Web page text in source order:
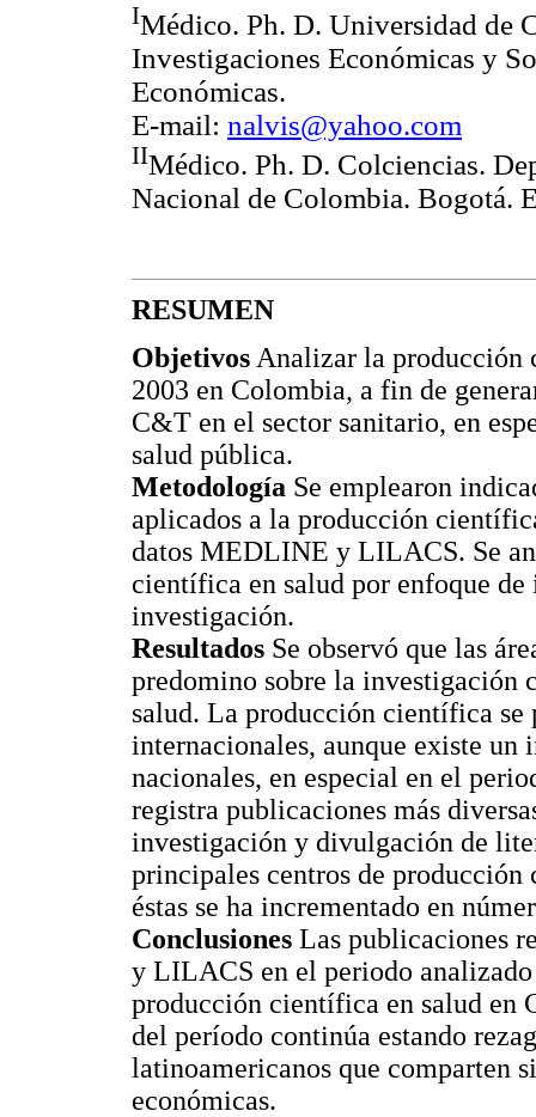
IMédico. Ph. D. Universidad de
Investigaciones Económicas y
Económicas.
E-mail: nalvis@yahoo.com
IIMédico. Ph. D. Colciencias.
Nacional de Colombia. Bogotá.
RESUMEN
Objetivos Analizar la producción
2003 en Colombia, a fin de
C&T en el sector sanitario, en
salud pública.
Metodología Se emplearon
aplicados a la producción
datos MEDLINE y LILACS. Se
científica en salud por enfoque
investigación.
Resultados Se observó que las
predomino sobre la investigación
salud. La producción científica
internacionales, aunque existe
nacionales, en especial en el
registra publicaciones más
investigación y divulgación de
principales centros de
éstas se ha incrementado en
Conclusiones Las publicaciones
y LILACS en el periodo
producción científica en salud en
del período continúa estando
latinoamericanos que comparten
económicas.